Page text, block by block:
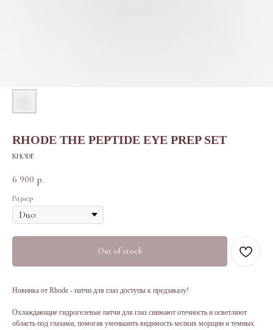
RHODE THE PEPTIDE EYE PREP SET
RHODE
6 900 р.
Размер
Out of stock
Новинка от Rhode - патчи для глаз доступы к предзаказу!
Охлаждающие гидрогелевые патчи для глаз снимают отечность и осветляют
область под глазами, помогая уменьшить видимость мелких морщин и темных